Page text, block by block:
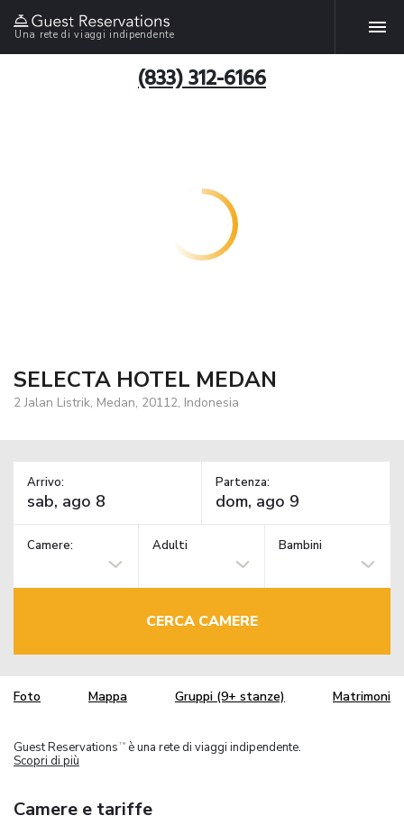
Una rete di viaggi indipendente
(833) 312-6166
SELECTA HOTEL MEDAN
2 Jalan Listrik, Medan, 20112, Indonesia
Arrivo: Partenza:
Camere: Adulti Bambini
CERCA CAMERE
Foto Mappa Gruppi (9+ stanze) Matrimoni
Guest Reservations TM
è una rete di viaggi indipendente.
Scopri di più
Camere e tariffe